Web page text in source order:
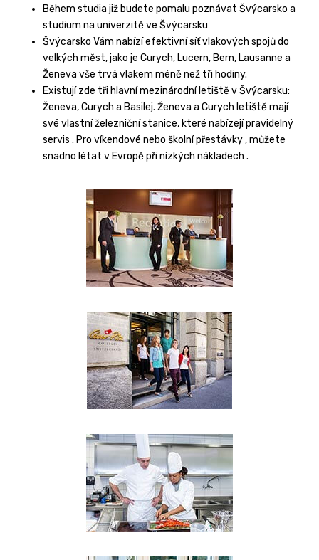
Během studia již budete pomalu poznávat Švýcarsko a
studium na univerzitě ve Švýcarsku
Švýcarsko Vám nabízí efektivní síť vlakových spojů do
velkých měst, jako je Curych, Lucern, Bern, Lausanne a
Ženeva vše trvá vlakem méně než tři hodiny.
Existují zde tři hlavní mezinárodní letiště v Švýcarsku:
Ženeva, Curych a Basilej. Ženeva a Curych letiště mají
své vlastní železniční stanice, které nabízejí pravidelný
servis . Pro víkendové nebo školní přestávky , můžete
snadno létat v Evropě při nízkých nákladech .